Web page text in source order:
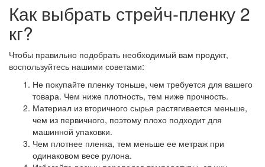
Как выбрать стрейч-пленку 2
кг?
Чтобы правильно подобрать необходимый вам продукт,
воспользуйтесь нашими советами:
Не покупайте пленку тоньше, чем требуется для вашего
товара. Чем ниже плотность, тем ниже прочность.
Материал из вторичного сырья растягивается меньше,
чем из первичного, поэтому плохо подходит для
машинной упаковки.
Чем плотнее пленка, тем меньше ее метраж при
одинаковом весе рулона.